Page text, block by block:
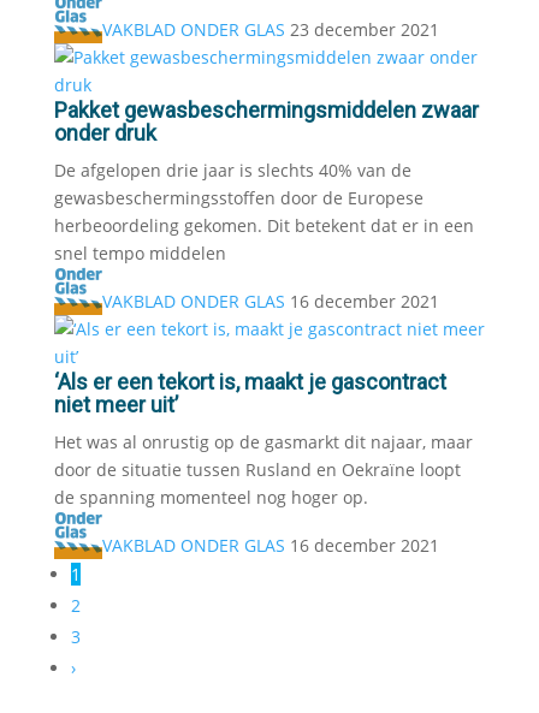
VAKBLAD ONDER GLAS 23 december 2021
Pakket gewasbeschermingsmiddelen zwaar
onder druk
De afgelopen drie jaar is slechts 40% van de
gewasbeschermingsstoffen door de Europese
herbeoordeling gekomen. Dit betekent dat er in een
snel tempo middelen
VAKBLAD ONDER GLAS 16 december 2021
‘Als er een tekort is, maakt je gascontract
niet meer uit’
Het was al onrustig op de gasmarkt dit najaar, maar
door de situatie tussen Rusland en Oekraïne loopt
de spanning momenteel nog hoger op.
VAKBLAD ONDER GLAS 16 december 2021
1
2
3
›